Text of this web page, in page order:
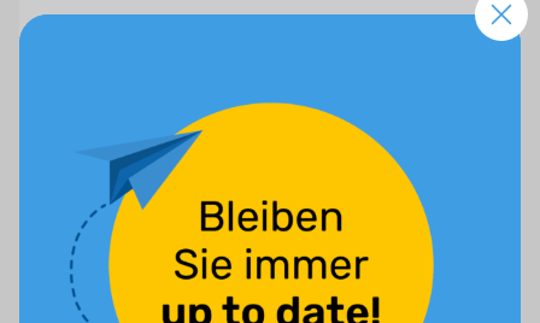
Verbesserungsbedarf? Wir geben Ihnen konkrete
Empfehlungen an die Hand.